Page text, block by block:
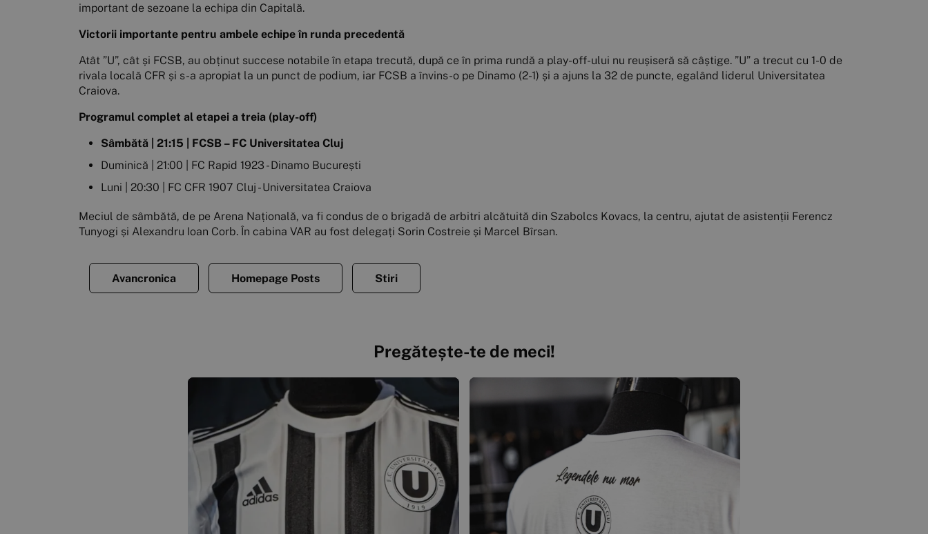
important de sezoane la echipa din Capitală.
Victorii importante pentru ambele echipe în runda precedentă
Atât ”U”, cât și FCSB, au obținut succese notabile în etapa trecută, după ce în prima rundă a play-off-ului nu reușiseră să câștige. ”U” a trecut cu 1-0 de
rivala locală CFR și s-a apropiat la un punct de podium, iar FCSB a învins-o pe Dinamo (2-1) și a ajuns la 32 de puncte, egalând liderul Universitatea
Craiova.
Programul complet al etapei a treia (play-off)
Sâmbătă | 21:15 | FCSB – FC Universitatea Cluj
Duminică | 21:00 | FC Rapid 1923 - Dinamo București
Luni | 20:30 | FC CFR 1907 Cluj - Universitatea Craiova
Meciul de sâmbătă, de pe Arena Națională, va fi condus de o brigadă de arbitri alcătuită din Szabolcs Kovacs, la centru, ajutat de asistenții Ferencz
Tunyogi și Alexandru Ioan Corb. În cabina VAR au fost delegați Sorin Costreie și Marcel Bîrsan.
Avancronica Homepage Posts Stiri
Pregătește-te de meci!